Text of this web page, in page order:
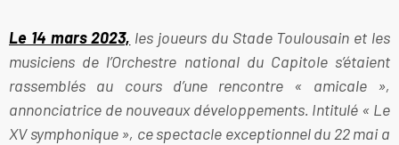
Le 14 mars 2023, les joueurs du Stade Toulousain et les
musiciens de l’Orchestre national du Capitole s’étaient
rassemblés au cours d’une rencontre « amicale »,
annonciatrice de nouveaux développements. Intitulé « Le
XV symphonique », ce spectacle exceptionnel du 22 mai a